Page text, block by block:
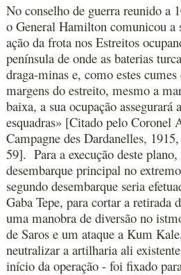
No conselho de guerra reunido a
o General Hamilton comunicou a
ação da frota nos Estreitos
península de onde as baterias
draga-minas e, como estes
margens do estreito, mesmo a
baixa, a sua ocupação assegurará
esquadras» [Citado pelo Coronel
Campagne des Dardanelles,
59]. Para a execução deste
desembarque principal no
segundo desembarque seria
Gaba Tepe, para cortar a retirada
uma manobra de diversão no
de Saros e um ataque a Kum
neutralizar a artilharia ali
início da operação - foi fixado